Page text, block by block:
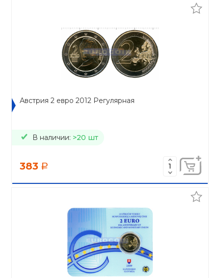
Австрия 2 евро 2012 Регулярная
В наличии: >20 шт
383 a